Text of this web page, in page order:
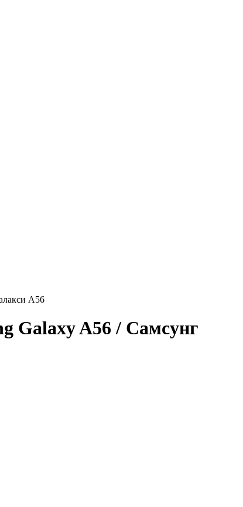
А56
Galaxy A56 / Самсунг